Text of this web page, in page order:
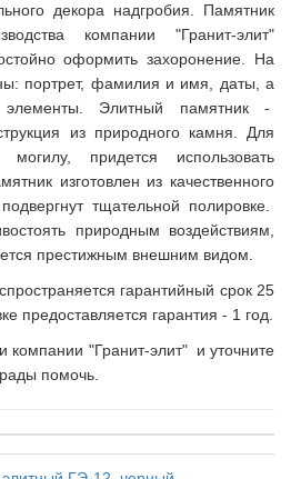
декора надгробия. Памятник
компании "Гранит-элит"
оформить захоронение. На
портрет, фамилия и имя, даты, а
элементы. Элитный памятник -
из природного камня. Для
придется использовать
изготовлен из качественного
тщательной полировке.
природным воздействиям,
престижным внешним видом.
гарантийный срок 25
предоставляется гарантия - 1 год.
компании "Гранит-элит" и уточните
помочь.